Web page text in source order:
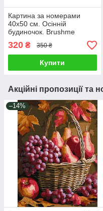
Картина за номерами
40х50 см. Осінній
будиночок. Brushme
320 ₴ 350 ₴
Купити
Акційні пропозиції та
–14%